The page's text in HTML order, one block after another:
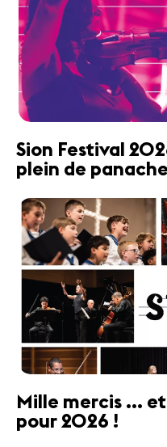
Sion Festival
plein de panache
Mille mercis ...
pour 2026 !